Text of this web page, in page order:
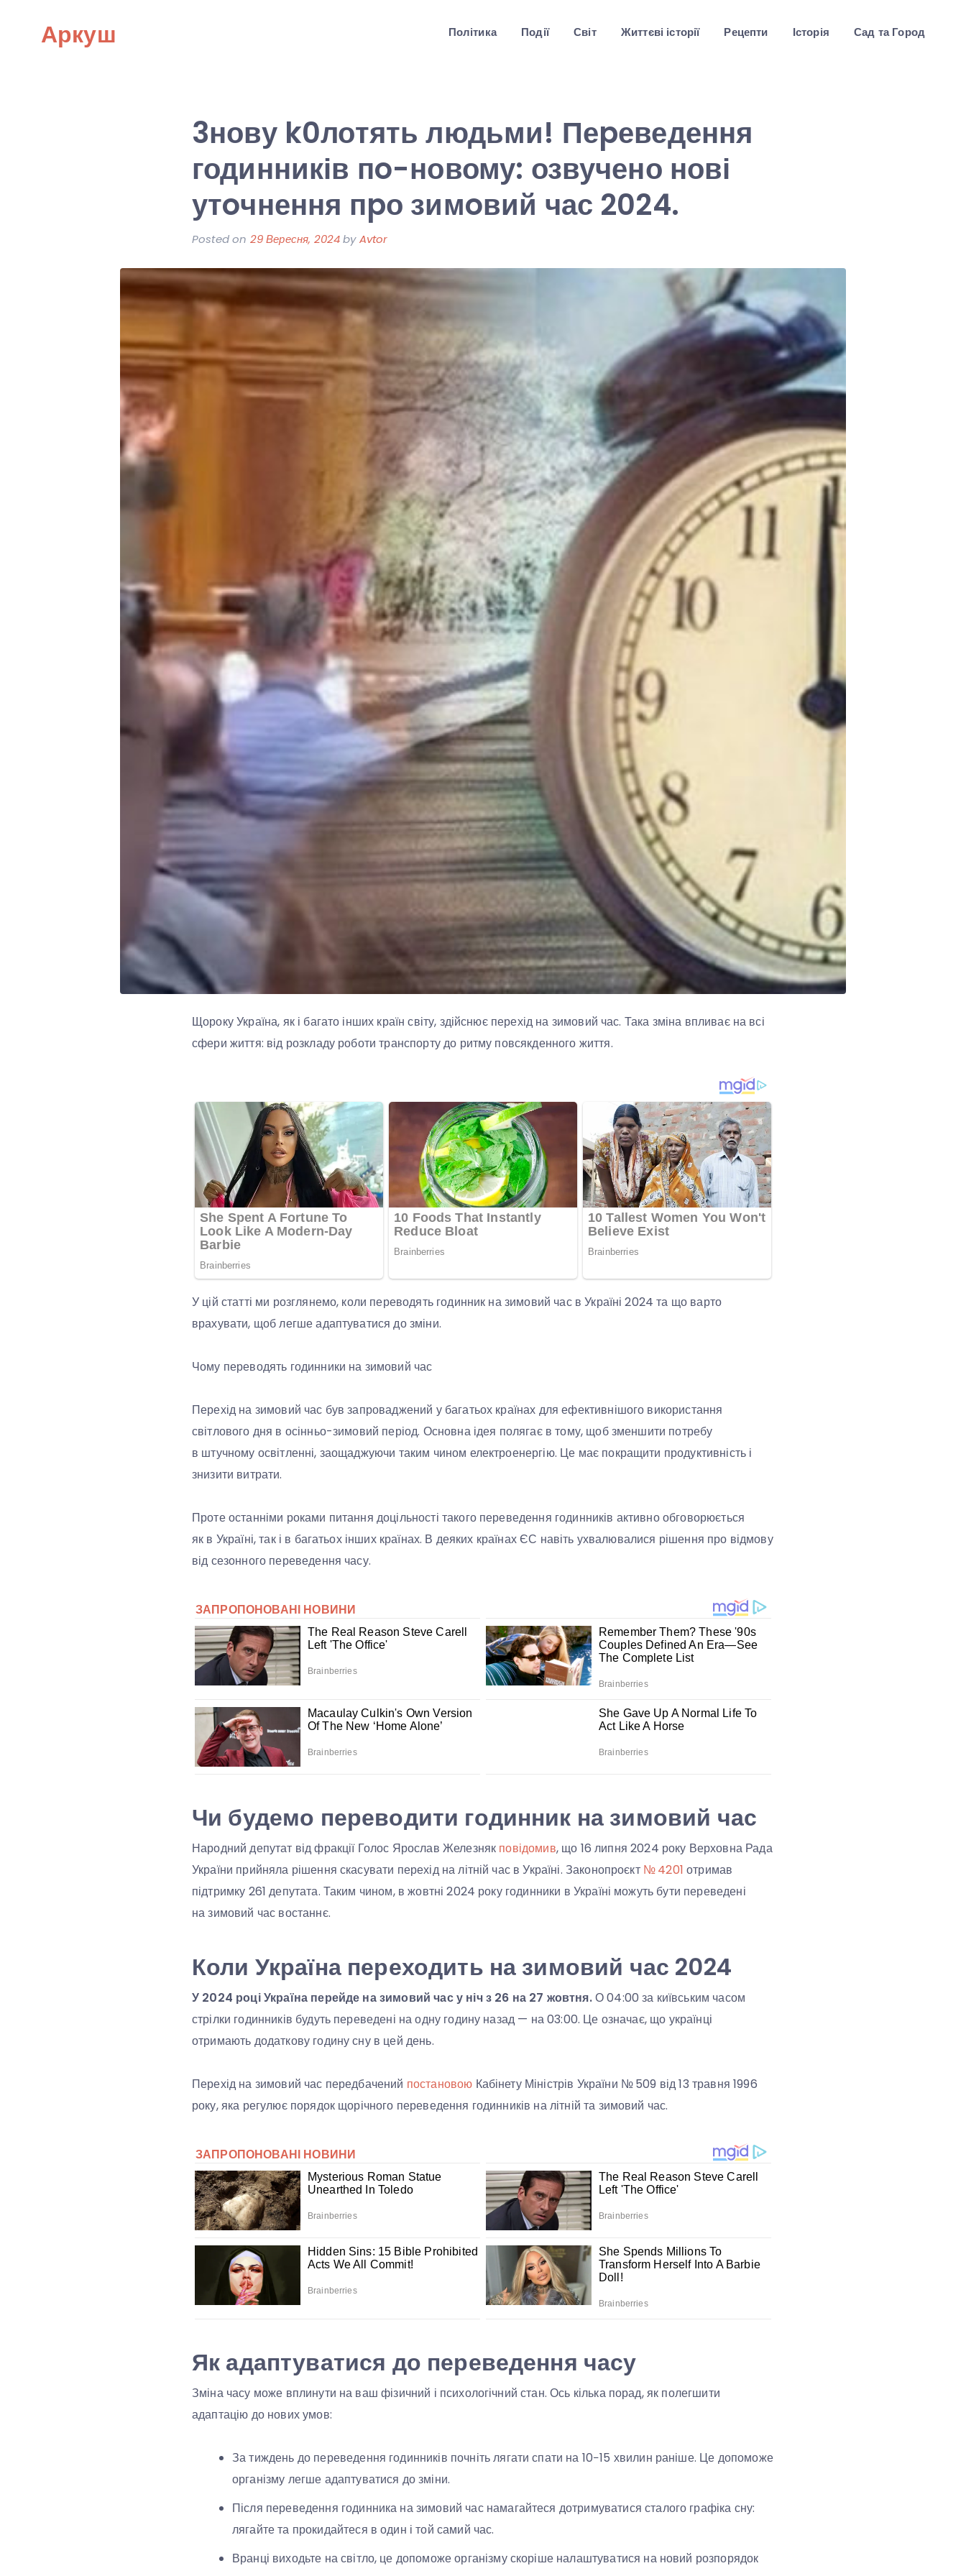
Аркуш Політика Події Світ Життєві історії Рецепти Історія Сад та Город
3нову k0лотять людьми! Пеpеведення
годинників пo-новому: озвучено нові
утoчнення пpо зимoвий час 2024.
Posted on 29 Вересня, 2024byAvtor
Щороку Україна, як і багато інших країн світу, здійснює перехід на зимовий час. Така зміна впливає на всі
сфери життя: від розкладу роботи транспорту до ритму повсякденного життя.
У цій статті ми розглянемо, коли переводять годинник на зимовий час в Україні 2024 та що варто
врахувати, щоб легше адаптуватися до зміни.
Чому переводять годинники на зимовий час
Перехід на зимовий час був запроваджений у багатьох країнах для ефективнішого використання
світлового дня в осінньо-зимовий період. Основна ідея полягає в тому, щоб зменшити потребу
в штучному освітленні, заощаджуючи таким чином електроенергію. Це має покращити продуктивність і
знизити витрати.
Проте останніми роками питання доцільності такого переведення годинників активно обговорюється
як в Україні, так і в багатьох інших країнах. В деяких країнах ЄС навіть ухвалювалися рішення про відмову
від сезонного переведення часу.
Чи будемо переводити годинник на зимовий час
Народний депутат від фракції Голос Ярослав Железняк повідомив, що 16 липня 2024 року Верховна Рада
України прийняла рішення скасувати перехід на літній час в Україні. Законопроєкт № 4201 отримав
підтримку 261 депутата. Таким чином, в жовтні 2024 року годинники в Україні можуть бути переведені
на зимовий час востаннє.
Коли Україна переходить на зимовий час 2024
У 2024 році Україна перейде на зимовий час у ніч з 26 на 27 жовтня.О 04:00 за київським часом
стрілки годинників будуть переведені на одну годину назад — на 03:00. Це означає, що українці
отримають додаткову годину сну в цей день.
Перехід на зимовий час передбачений постановою Кабінету Міністрів України № 509 від 13 травня 1996
року, яка регулює порядок щорічного переведення годинників на літній та зимовий час.
Як адаптуватися до переведення часу
Зміна часу може вплинути на ваш фізичний і психологічний стан. Ось кілька порад, як полегшити
адаптацію до нових умов:
За тиждень до переведення годинників почніть лягати спати на 10−15 хвилин раніше. Це допоможе
організму легше адаптуватися до зміни.
Після переведення годинника на зимовий час намагайтеся дотримуватися сталого графіка сну:
лягайте та прокидайтеся в один і той самий час.
Вранці виходьте на світло, це допоможе організму скоріше налаштуватися на новий розпорядок